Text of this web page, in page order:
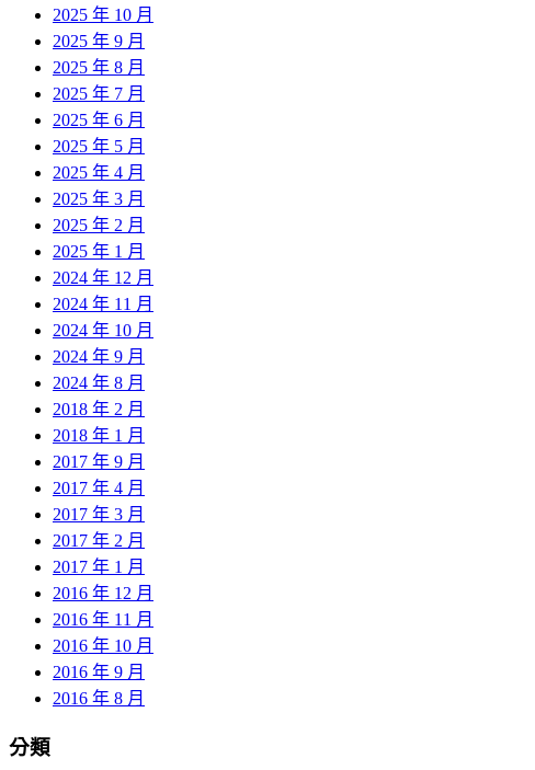
2025 年 10 月
2025 年 9 月
2025 年 8 月
2025 年 7 月
2025 年 6 月
2025 年 5 月
2025 年 4 月
2025 年 3 月
2025 年 2 月
2025 年 1 月
2024 年 12 月
2024 年 11 月
2024 年 10 月
2024 年 9 月
2024 年 8 月
2018 年 2 月
2018 年 1 月
2017 年 9 月
2017 年 4 月
2017 年 3 月
2017 年 2 月
2017 年 1 月
2016 年 12 月
2016 年 11 月
2016 年 10 月
2016 年 9 月
2016 年 8 月
分類